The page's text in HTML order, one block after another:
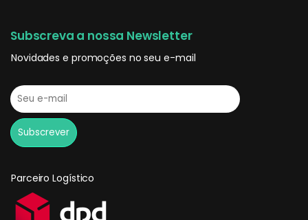
Subscreva a nossa Newsletter
Novidades e promoções no seu e-mail
Parceiro Logístico